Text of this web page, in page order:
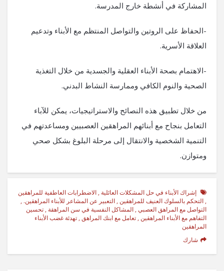
المشاركة في أنشطة خارج المدرسة.
-الحفاظ على الروتين والتواصل المنتظم مع الأبناء وتدعيم
العلاقة الأسرية.
-الاهتمام بصحة الأبناء العقلية والجسدية من خلال التغذية
الصحية والنوم الكافي وممارسة النشاط البدني.
من خلال تطبيق هذه النصائح والاستراتيجيات، يمكن للآباء
التعامل بنجاح مع أبنائهم المراهقين العصبيين ومساعدتهم في
التنمية الشخصية والانتقال إلى مرحلة البلوغ بشكل صحي
ومتوازن.
إشراك الأبناء في حل المشكلات العائلية , الاضطرابات العاطفية للمراهقين
, التحكم بالسلوك العنيف للمراهقين , التعبير عن المشاعر للأبناء المراهقين. ,
التواصل مع المراهق العصبي , المشاكل النفسية في سن المراهقة , تحسين
التفاهم مع الأبناء المراهقين , تعامل مع ابنك المراهق , تهدئة غضب الأبناء
المراهقين
شارك